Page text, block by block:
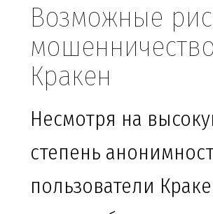
Возможные
Кракен
Несмотря на
степень
пользователи